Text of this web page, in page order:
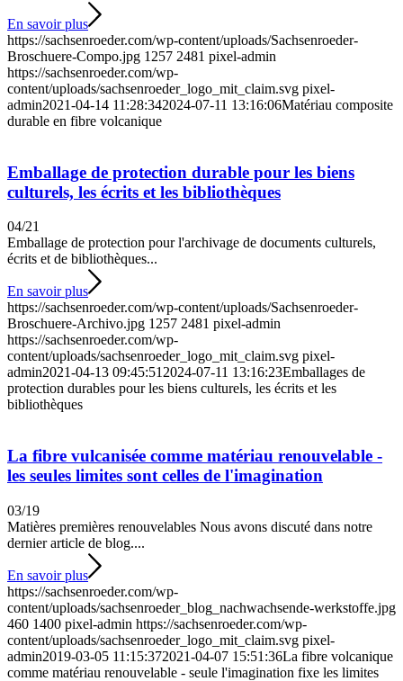
En savoir plus
https://sachsenroeder.com/wp-content/uploads/Sachsenroeder-
Broschuere-Compo.jpg 1257 2481 pixel-admin
https://sachsenroeder.com/wp-
content/uploads/sachsenroeder_logo_mit_claim.svg pixel-
admin2021-04-14 11:28:342024-07-11 13:16:06Matériau composite
durable en fibre volcanique
Emballage de protection durable pour les biens
culturels, les écrits et les bibliothèques
04/21
Emballage de protection pour l'archivage de documents culturels,
écrits et de bibliothèques...
En savoir plus
https://sachsenroeder.com/wp-content/uploads/Sachsenroeder-
Broschuere-Archivo.jpg 1257 2481 pixel-admin
https://sachsenroeder.com/wp-
content/uploads/sachsenroeder_logo_mit_claim.svg pixel-
admin2021-04-13 09:45:51 2024-07-11 13:16:23Emballages de
protection durables pour les biens culturels, les écrits et les
bibliothèques
La fibre vulcanisée comme matériau renouvelable -
les seules limites sont celles de l'imagination
03/19
Matières premières renouvelables Nous avons discuté dans notre
dernier article de blog....
En savoir plus
https://sachsenroeder.com/wp-
content/uploads/sachsenroeder_blog_nachwachsende-werkstoffe.jpg
460 1400 pixel-admin https://sachsenroeder.com/wp-
content/uploads/sachsenroeder_logo_mit_claim.svg pixel-
admin2019-03-05 11:15:372021-04-07 15:51:36La fibre volcanique
comme matériau renouvelable - seule l'imagination fixe les limites